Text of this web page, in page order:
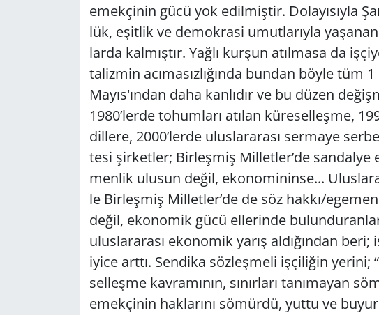
emek­çi­nin gücü yok edil­miş­tir. Do­la­yı­sıy­la
lük, eşit­lik ve de­mok­ra­si umut­la­rıy­la
lar­da kal­mış­tır. Yağlı kur­şun atıl­ma­sa da
ta­liz­min acı­ma­sız­lı­ğın­da bun­dan böyle tüm 1
Mayıs'ından daha kan­lı­dır ve bu düzen
1980’lerde to­hum­la­rı atı­lan kü­re­sel­leş­me,
dil­le­re, 2000’lerde ulus­la­ra­ra­sı ser­ma­ye
te­si şir­ket­ler; Bir­leş­miş Mil­let­ler’de
men­lik ulu­sun değil, eko­no­mi­nin­se...
le Bir­leş­miş Mil­let­ler’de de söz hakkı/
değil, eko­no­mik gücü el­le­rin­de
ulus­la­ra­ra­sı eko­no­mik yarış al­dı­ğın­dan
iyice arttı. Sen­di­ka söz­leş­me­li iş­çi­li­ğin
sel­leş­me kav­ra­mı­nın, sı­nır­la­rı ta­nı­ma­yan
emek­çi­nin hak­la­rı­nı sö­mür­dü, yuttu ve